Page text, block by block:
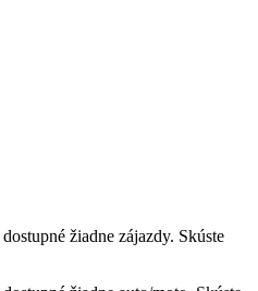
žiadne zájazdy. Skúste